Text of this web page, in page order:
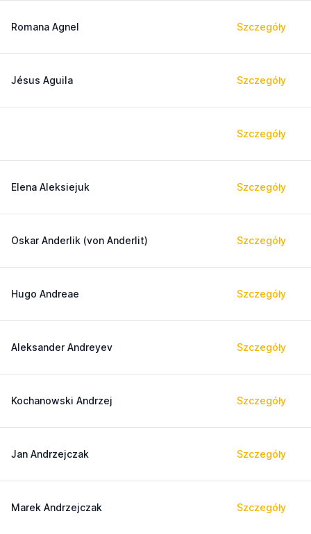
Romana Agnel Szczegóły
Jésus Aguila Szczegóły
Szczegóły
Elena Aleksiejuk Szczegóły
Oskar Anderlik (von Anderlit) Szczegóły
Hugo Andreae Szczegóły
Aleksander Andreyev Szczegóły
Kochanowski Andrzej Szczegóły
Jan Andrzejczak Szczegóły
Marek Andrzejczak Szczegóły